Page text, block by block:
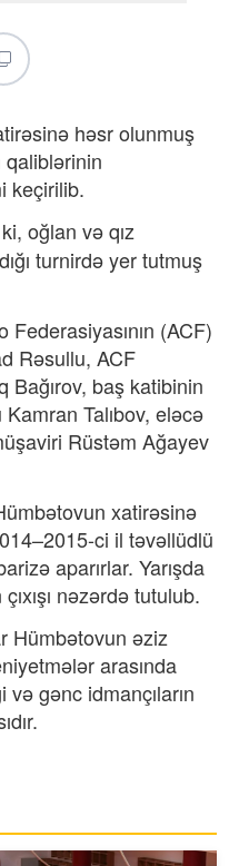
həsr olunmuş
qaliblərinin
keçirilib.
oğlan və qız
turnirdə yer tutmuş
(ACF)
Rəsullu, ACF
Bağırov, baş katibinin
Talıbov, eləcə
Rüstəm Ağayev
xatirəsinə
ci il təvəllüdlü
aparırlar. Yarışda
nəzərdə tutulub.
Hümbətovun əziz
arasında
gənc idmançıların